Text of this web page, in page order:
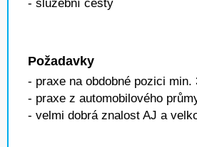
- služební cesty
Požadavky
- praxe na obdobné pozici min.
- praxe z automobilového
- velmi dobrá znalost AJ a